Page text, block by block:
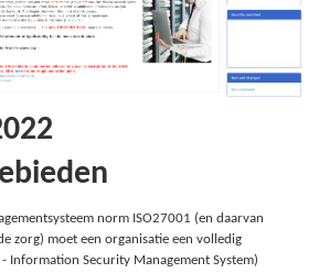
norm ISO27001 (en daarvan
zorg) moet een organisatie een volledig
- Information Security Management System)